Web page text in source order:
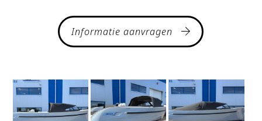
Informatie aanvragen